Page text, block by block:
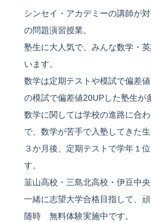
シンセイ・アカデミーの講師が
の問題演習授業。
塾生に大人気で、みんな数学・
います。
数学は定期テストや模試で偏差
の模試で偏差値20UPした塾生が
数学に関しては学校の進路に合
で、数学が苦手で入塾してきた
３か月後、定期テストで学年１
す。
韮山高校・三島北高校・伊豆中
一緒に志望大学合格目指して、頑
随時 無料体験実施中です。